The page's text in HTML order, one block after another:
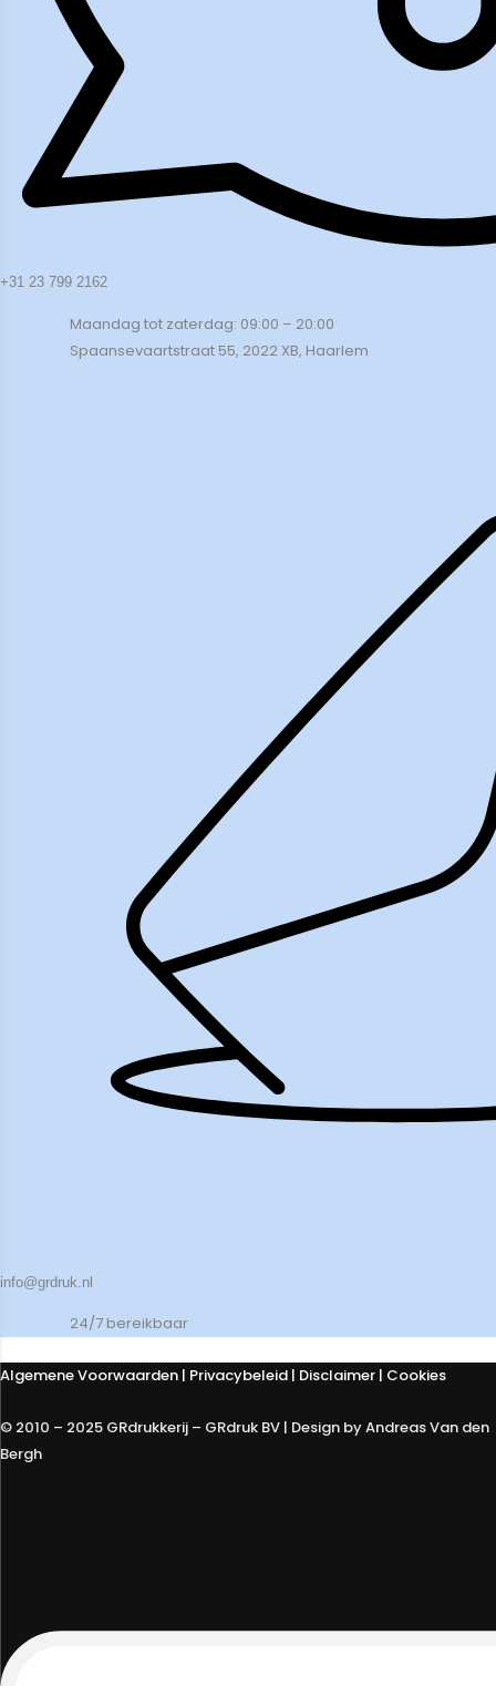
+31 23 799 2162
Maandag tot zaterdag: 09:00 – 20:00
Spaansevaartstraat 55, 2022 XB, Haarlem
info@grdruk.nl
24/7 bereikbaar
Algemene Voorwaarden | Privacybeleid | Disclaimer | Cookies
© 2010 – 2025 GRdrukkerij – GRdruk BV | Design by Andreas Van den
Bergh